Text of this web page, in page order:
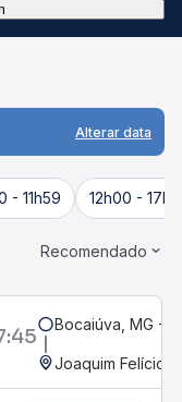
Alterar data
- 11h59 12h00 -
Recomendado
Bocaiúva, MG -
Joaquim Felício,